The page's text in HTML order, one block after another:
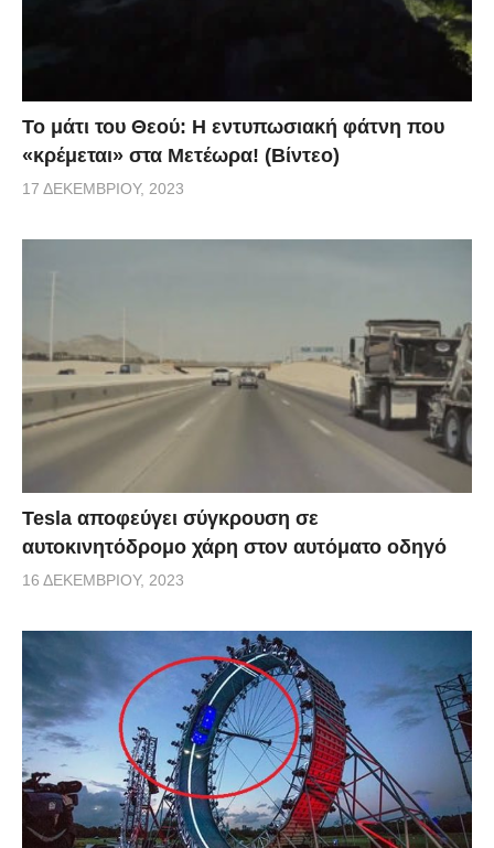
Το μάτι του Θεού: Η εντυπωσιακή φάτνη που
«κρέμεται» στα Μετέωρα! (Βίντεο)
17 ΔΕΚΕΜΒΡΊΟΥ, 2023
Tesla αποφεύγει σύγκρουση σε
αυτοκινητόδρομο χάρη στον αυτόματο οδηγό
16 ΔΕΚΕΜΒΡΊΟΥ, 2023